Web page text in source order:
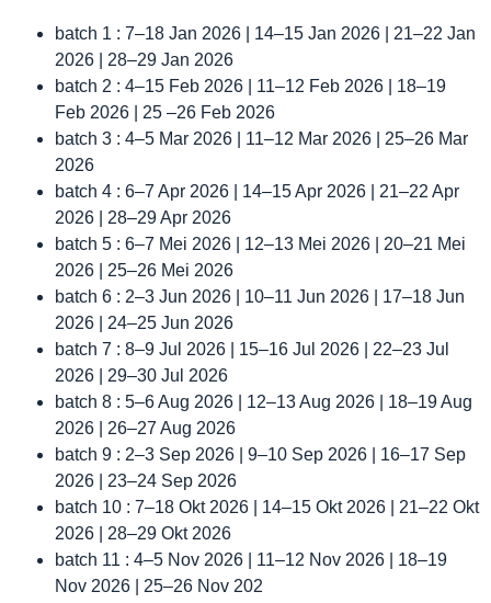
batch 1 : 7–18 Jan 2026 | 14–15 Jan 2026 | 21–22 Jan
2026 | 28–29 Jan 2026
batch 2 : 4–15 Feb 2026 | 11–12 Feb 2026 | 18–19
Feb 2026 | 25 –26 Feb 2026
batch 3 : 4–5 Mar 2026 | 11–12 Mar 2026 | 25–26 Mar
2026
batch 4 : 6–7 Apr 2026 | 14–15 Apr 2026 | 21–22 Apr
2026 | 28–29 Apr 2026
batch 5 : 6–7 Mei 2026 | 12–13 Mei 2026 | 20–21 Mei
2026 | 25–26 Mei 2026
batch 6 : 2–3 Jun 2026 | 10–11 Jun 2026 | 17–18 Jun
2026 | 24–25 Jun 2026
batch 7 : 8–9 Jul 2026 | 15–16 Jul 2026 | 22–23 Jul
2026 | 29–30 Jul 2026
batch 8 : 5–6 Aug 2026 | 12–13 Aug 2026 | 18–19 Aug
2026 | 26–27 Aug 2026
batch 9 : 2–3 Sep 2026 | 9–10 Sep 2026 | 16–17 Sep
2026 | 23–24 Sep 2026
batch 10 : 7–18 Okt 2026 | 14–15 Okt 2026 | 21–22 Okt
2026 | 28–29 Okt 2026
batch 11 : 4–5 Nov 2026 | 11–12 Nov 2026 | 18–19
Nov 2026 | 25–26 Nov 202